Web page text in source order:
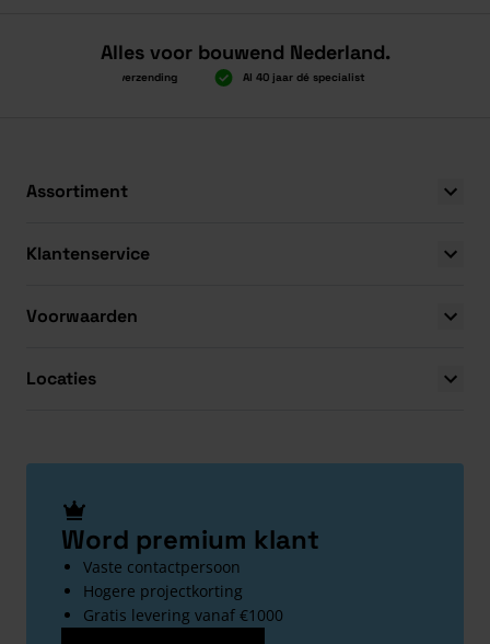
Alles voor bouwend Nederland.
Boven 2.000 gratis verzending Al 40 jaar dé specialist
Assortiment
Klantenservice
Voorwaarden
Locaties
Word premium klant
Vaste contactpersoon
Hogere projectkorting
Gratis levering vanaf €1000